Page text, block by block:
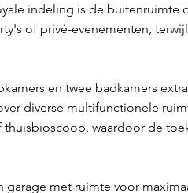
indeling is de buitenruimte
of privé-evenementen,
en twee badkamers
diverse multifunctionele
waardoor de
met ruimte voor